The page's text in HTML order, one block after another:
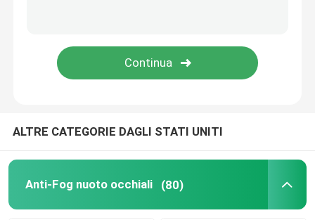
Alette di nuotata di immersione subacquea
Anti lente della nebbia
ALTRE CATEGORIE DAGLI STATI UNITI
Anti-Fog nuoto occhiali (80)